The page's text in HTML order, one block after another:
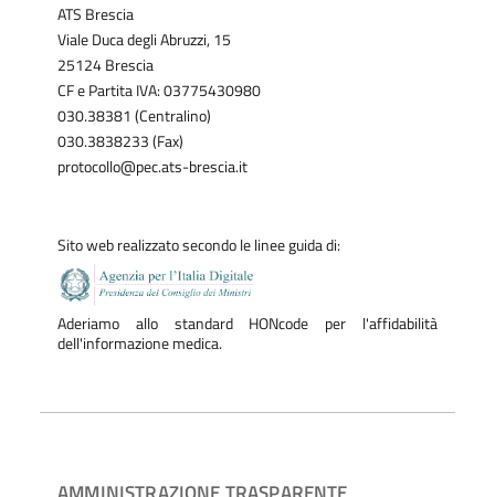
ATS Brescia
Viale Duca degli Abruzzi, 15
25124 Brescia
CF e Partita IVA: 03775430980
030.38381 (Centralino)
030.3838233 (Fax)
protocollo@pec.ats-brescia.it
Sito web realizzato secondo le linee guida di:
Aderiamo allo standard HONcode per l'affidabilità
dell'informazione medica.